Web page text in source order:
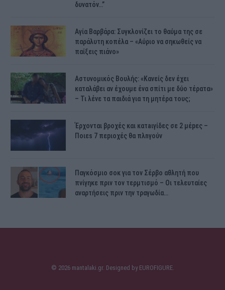
δυνατόν…”
Αγία Βαρβάρα: Συγκλονίζει το θαύμα της σε
παράλυτη κοπέλα – «Αύριο να σηκωθείς να
παίξεις πιάνο»
Αστυνομικός Bουλής: «Κανείς δεν έχει
καταλάβει αν έχουμε ένα σπίτι με δύο τέρατα»
– Τι λένε τα παιδιά για τη μητέρα τους;
Έρχονται βροχές και κατaιγίδες σε 2 μέpες –
Ποιεs 7 πεpιοχές θα πλnγούν
Παγκόσμιο σοκ για τον Σέρβο αθλητή που
πνίγηκε πριν τον τερμτισμό – Οι τελευταίες
αναρτήσεις πριν την τραγωδία…
© 2026 mantalaki.gr. Designed by EUROFIGURE.